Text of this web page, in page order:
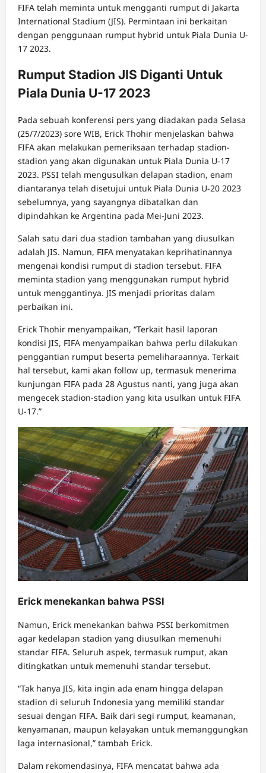
FIFA telah meminta untuk mengganti rumput di Jakarta
International Stadium (JIS). Permintaan ini berkaitan
dengan penggunaan rumput hybrid untuk Piala Dunia U-
17 2023.
Rumput Stadion JIS Diganti Untuk
Piala Dunia U-17 2023
Pada sebuah konferensi pers yang diadakan pada Selasa
(25/7/2023) sore WIB, Erick Thohir menjelaskan bahwa
FIFA akan melakukan pemeriksaan terhadap stadion-
stadion yang akan digunakan untuk Piala Dunia U-17
2023. PSSI telah mengusulkan delapan stadion, enam
diantaranya telah disetujui untuk Piala Dunia U-20 2023
sebelumnya, yang sayangnya dibatalkan dan
dipindahkan ke Argentina pada Mei-Juni 2023.
Salah satu dari dua stadion tambahan yang diusulkan
adalah JIS. Namun, FIFA menyatakan keprihatinannya
mengenai kondisi rumput di stadion tersebut. FIFA
meminta stadion yang menggunakan rumput hybrid
untuk menggantinya. JIS menjadi prioritas dalam
perbaikan ini.
Erick Thohir menyampaikan, “Terkait hasil laporan
kondisi JIS, FIFA menyampaikan bahwa perlu dilakukan
penggantian rumput beserta pemeliharaannya. Terkait
hal tersebut, kami akan follow up, termasuk menerima
kunjungan FIFA pada 28 Agustus nanti, yang juga akan
mengecek stadion-stadion yang kita usulkan untuk FIFA
U-17.”
Erick menekankan bahwa PSSI
Namun, Erick menekankan bahwa PSSI berkomitmen
agar kedelapan stadion yang diusulkan memenuhi
standar FIFA. Seluruh aspek, termasuk rumput, akan
ditingkatkan untuk memenuhi standar tersebut.
“Tak hanya JIS, kita ingin ada enam hingga delapan
stadion di seluruh Indonesia yang memiliki standar
sesuai dengan FIFA. Baik dari segi rumput, keamanan,
kenyamanan, maupun kelayakan untuk memanggungkan
laga internasional,” tambah Erick.
Dalam rekomendasinya, FIFA mencatat bahwa ada